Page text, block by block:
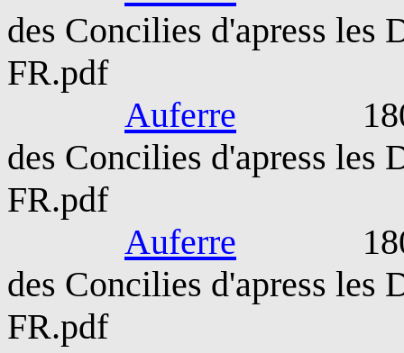
des Concilies d'apress les
FR.pdf
Auferre 1809-
des Concilies d'apress les
FR.pdf
Auferre 1809-
des Concilies d'apress les
FR.pdf